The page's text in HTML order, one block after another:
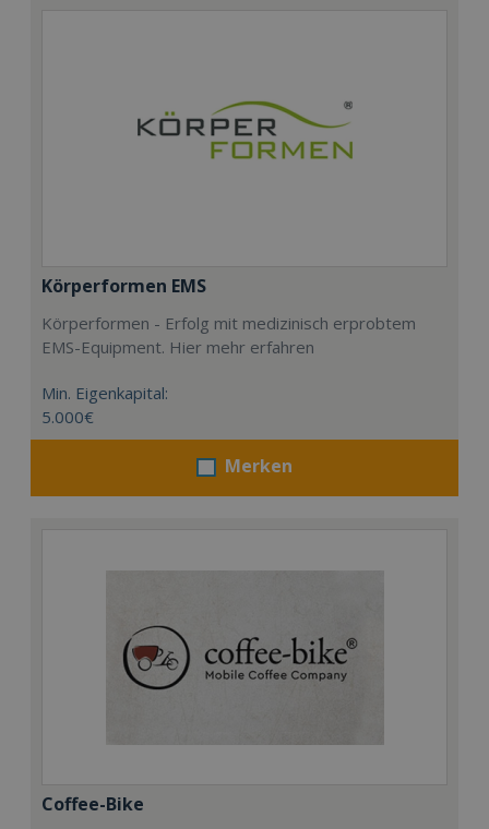
Körperformen EMS
Körperformen - Erfolg mit medizinisch erprobtem
EMS-Equipment. Hier mehr erfahren
Min. Eigenkapital:
5.000€
Merken
Coffee-Bike